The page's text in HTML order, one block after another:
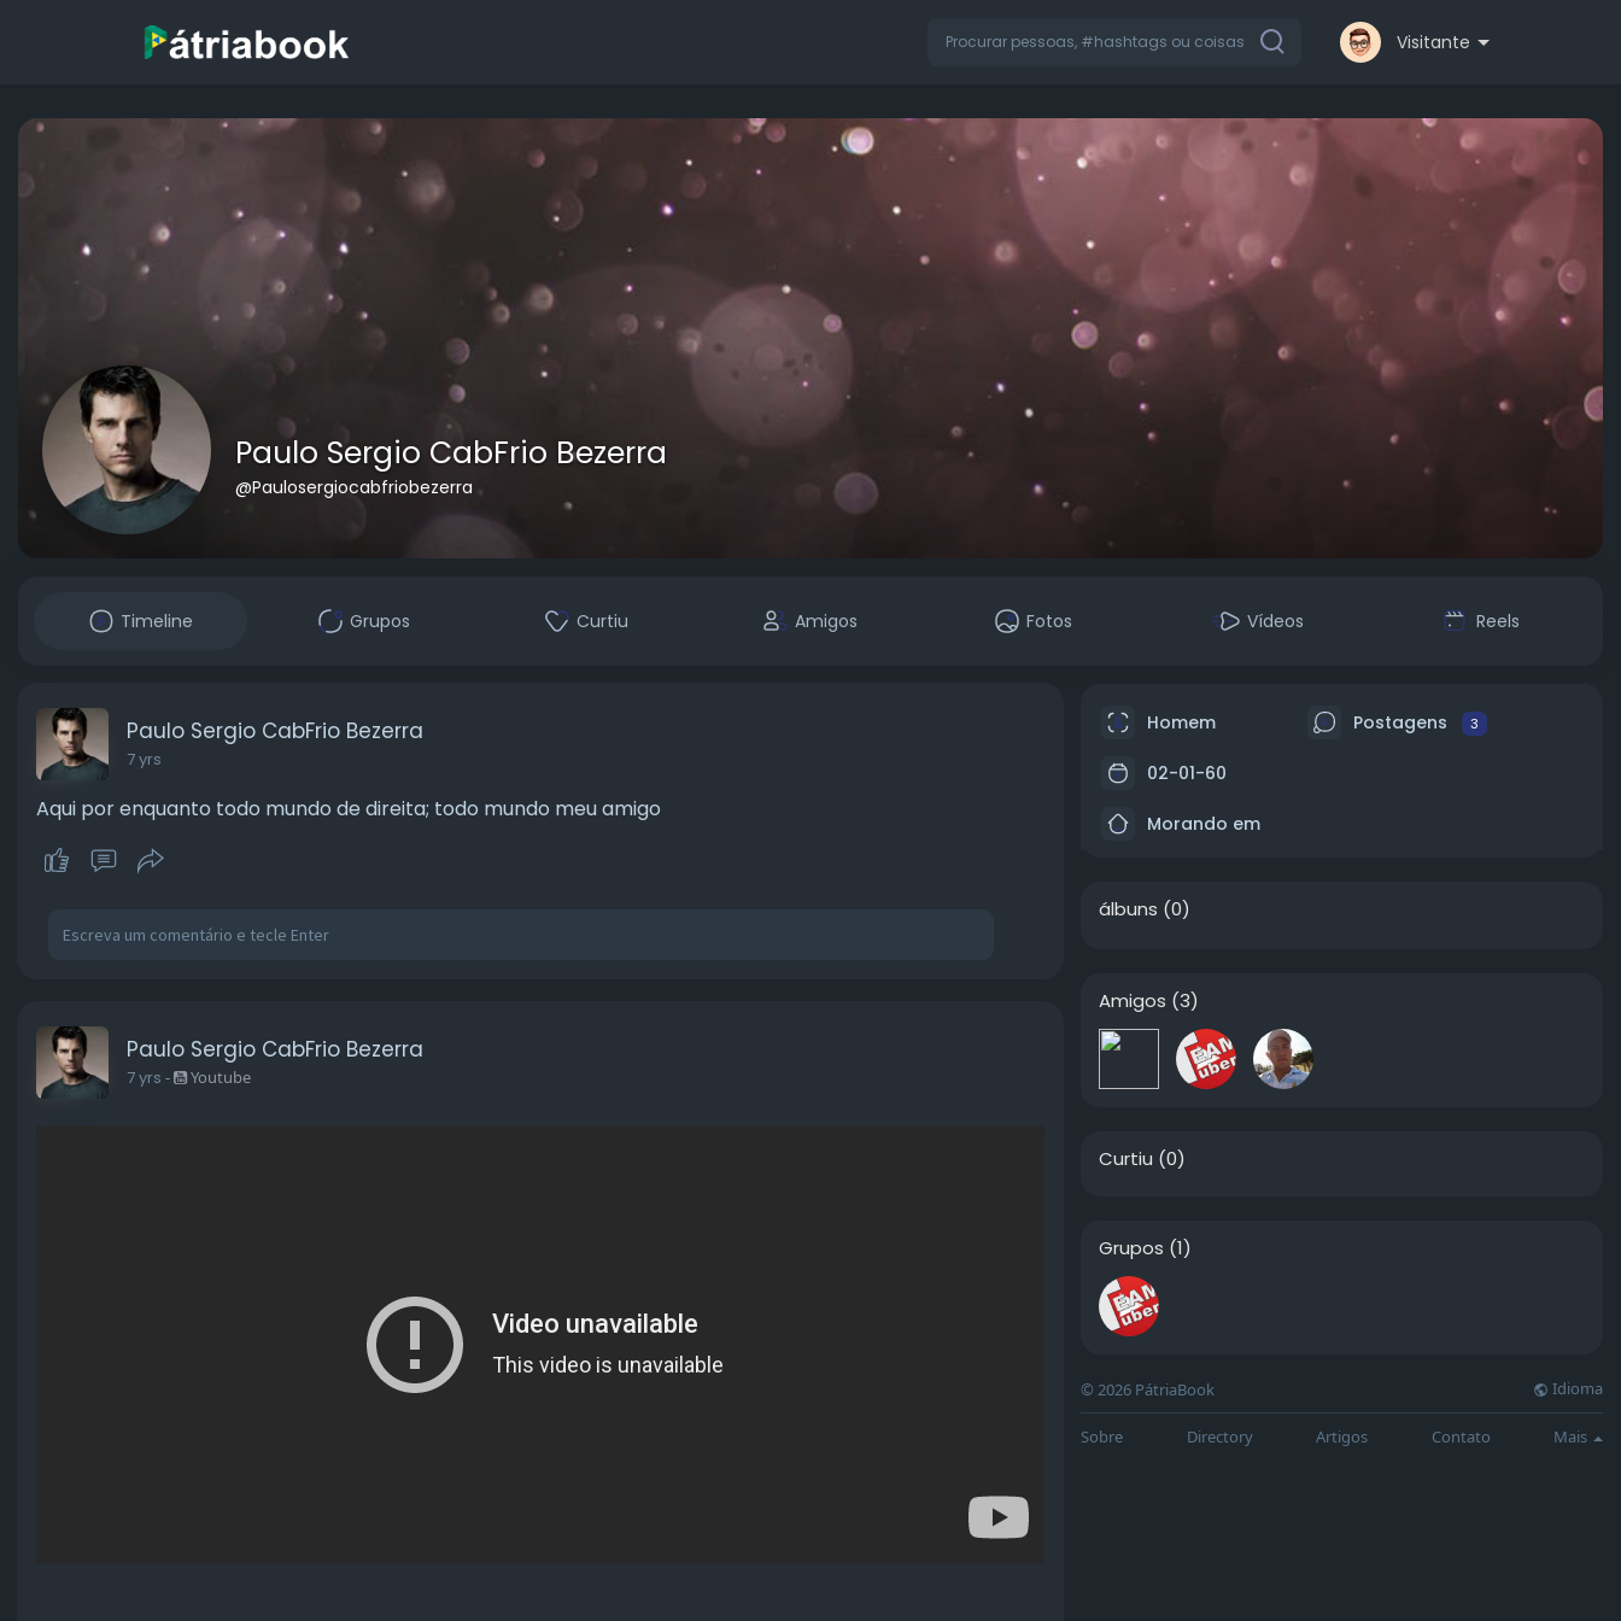
Visitante
Paulo Sergio CabFrio Bezerra
@Paulosergiocabfriobezerra
Timeline Grupos Curtiu Amigos Fotos Vídeos Reels
Paulo Sergio CabFrio Bezerra
7 yrs
Aqui por enquanto todo mundo de direita; todo mundo meu amigo
Paulo Sergio CabFrio Bezerra
7 yrs - Youtube
Homem Postagens 3
02-01-60
Morando em
álbuns (0)
Amigos (3)
Curtiu (0)
Grupos (1)
© 2026 PátriaBook Idioma
Sobre Directory Artigos Contato Mais